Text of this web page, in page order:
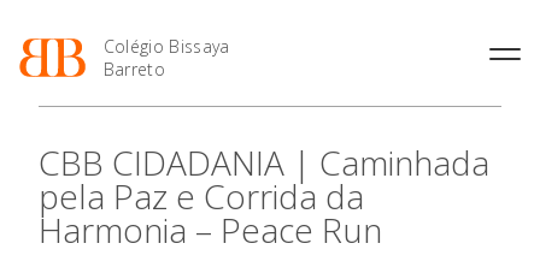
Colégio Bissaya
Barreto
O Colégio
Projeto Educativo
Organização
Colaboradores Docentes
Enriquecimento Curricular
Oferta Curricular
Atividades Extracurriculares
Profissionais
Matrículas
Horários e Manuais
2027
Calendários
Portal do Professor
CBB CIDADANIA | Caminhada
pela Paz e Corrida da
Harmonia – Peace Run